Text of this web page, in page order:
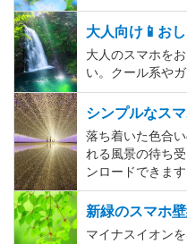
大人向け📱お
大人のスマホを
い。クール系や
シンプルなス
落ち着いた色合
れる風景の待ち
ンロードできます
新緑のスマホ
マイナスイオン